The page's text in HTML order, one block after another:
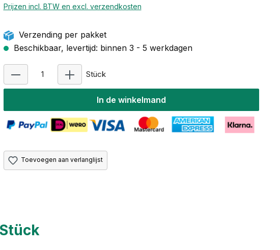
Prijzen incl. BTW en excl. verzendkosten
Verzending per pakket
Beschikbaar, levertijd: binnen 3 - 5 werkdagen
Stück
In de winkelmand
Toevoegen aan verlanglijst